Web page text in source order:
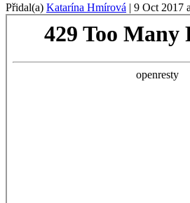
Přidal(a) Katarína Hmírová | 9 Oct 2017